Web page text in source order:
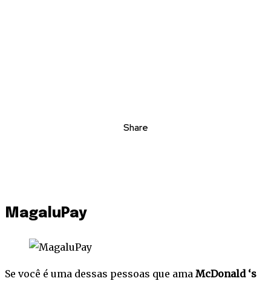
Share
MagaluPay
Se você é uma dessas pessoas que ama McDonald ‘s